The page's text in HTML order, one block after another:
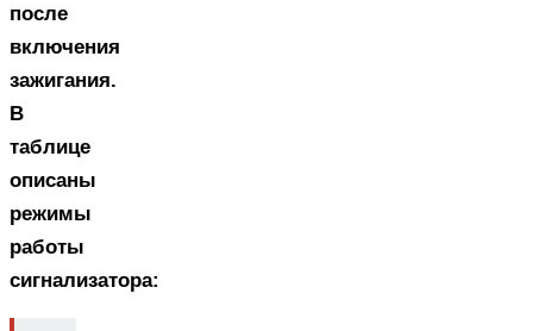
после
включения
зажигания.
В
таблице
описаны
режимы
работы
сигнализатора: